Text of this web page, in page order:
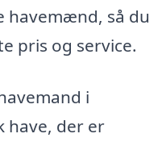
havemænd, så du
pris og service.
i
have, der er